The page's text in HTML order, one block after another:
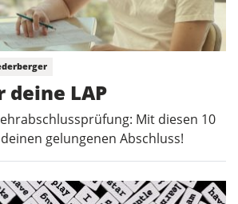
deine LAP
Mit diesen 10
gelungenen Abschluss!